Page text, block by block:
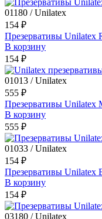
01180 / Unilatex
154 ₽
Презервативы Unilatex
В корзину
154 ₽
01013 / Unilatex
555 ₽
Презервативы
В корзину
555 ₽
01033 / Unilatex
154 ₽
Презервативы Unilatex
В корзину
154 ₽
03180 / Unilatex